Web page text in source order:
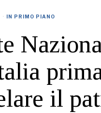
· IN PRIMO PIANO
il